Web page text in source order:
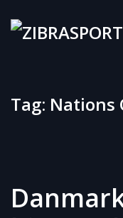
Skip to
Tag: Nations